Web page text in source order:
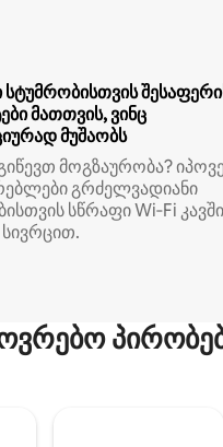
სტუმრობისთვის
მათთვის, ვინც
მუშაობს
გიწევთ მოგზაურობა?
გრძელვადიანი
სწრაფი Wi‑Fi
სივრცით.